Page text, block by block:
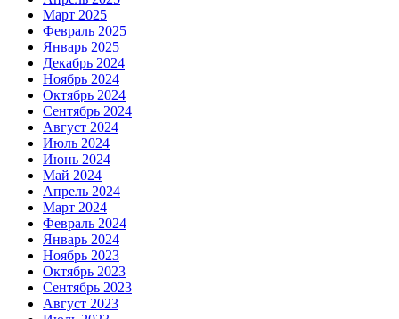
Март 2025
Февраль 2025
Январь 2025
Декабрь 2024
Ноябрь 2024
Октябрь 2024
Сентябрь 2024
Август 2024
Июль 2024
Июнь 2024
Май 2024
Апрель 2024
Март 2024
Февраль 2024
Январь 2024
Ноябрь 2023
Октябрь 2023
Сентябрь 2023
Август 2023